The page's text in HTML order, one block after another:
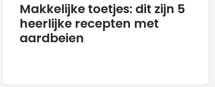
Makkelijke toetjes: dit zijn 5
heerlijke recepten met
aardbeien